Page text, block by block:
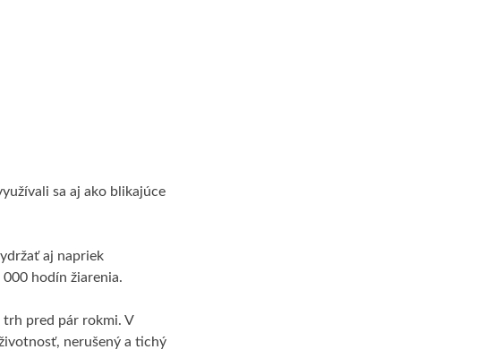
sa aj ako blikajúce
aj napriek
hodín žiarenia.
trh pred pár rokmi. V
nerušený a tichý